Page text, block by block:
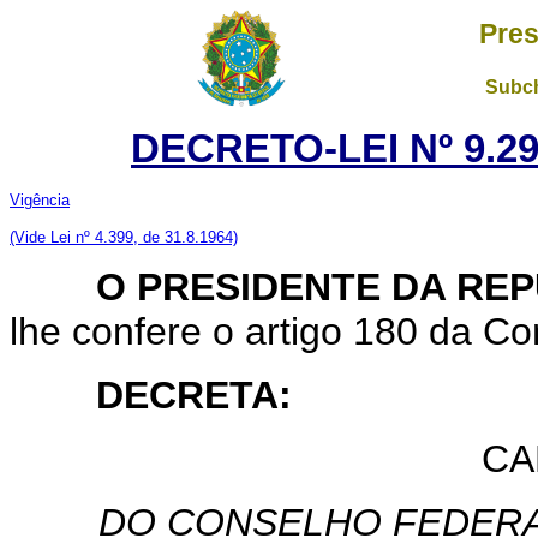
DECRETO-LEI Nº
Vigência
(Vide Lei nº 4.399, de 31.8.1964)
O PRESIDENTE DA
lhe confere o artigo 180 da
DECRETA:
DO CONSELHO